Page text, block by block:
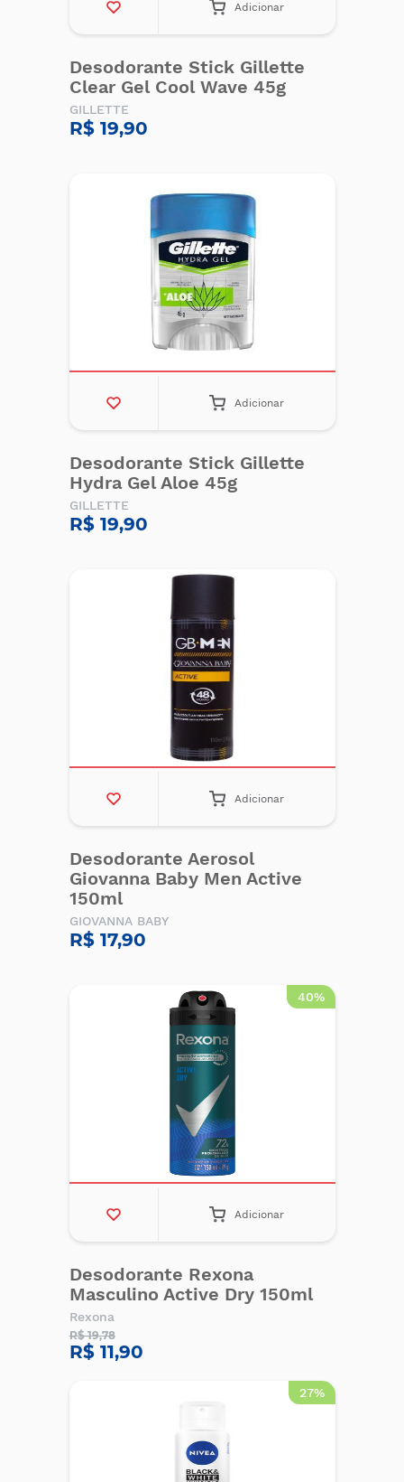
Adicionar
Desodorante Stick Gillette
Clear Gel Cool Wave 45g
GILLETTE
R$ 19,90
Adicionar
Desodorante Stick Gillette
Hydra Gel Aloe 45g
GILLETTE
R$ 19,90
Adicionar
Desodorante Aerosol
Giovanna Baby Men Active
150ml
GIOVANNA BABY
R$ 17,90
40%
Adicionar
Desodorante Rexona
Masculino Active Dry 150ml
Rexona
R$ 19,78
R$ 11,90
27%